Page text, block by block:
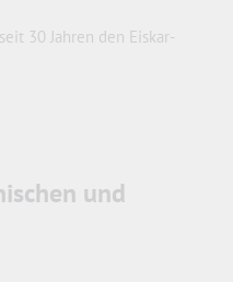
30 Jahren den Eiskar-
und